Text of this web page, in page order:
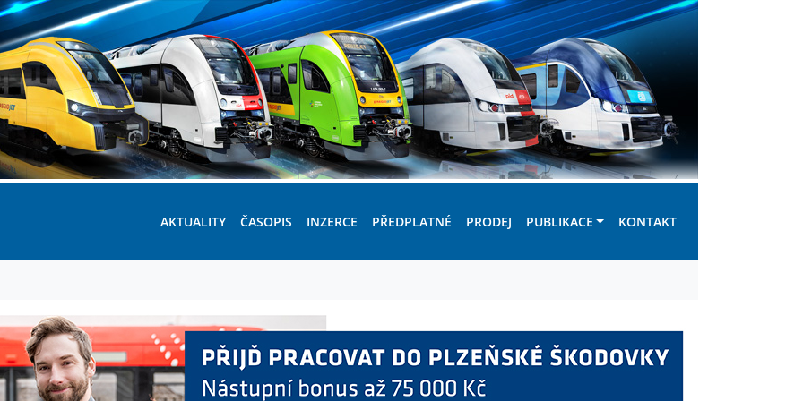
AKTUALITY ČASOPIS INZERCE PŘEDPLATNÉ PRODEJ PUBLIKACE KONTAKT